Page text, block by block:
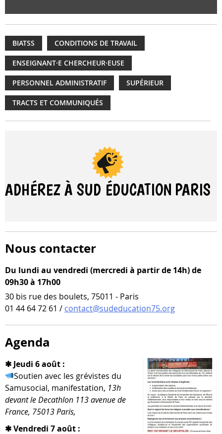
BIATSS CONDITIONS DE TRAVAIL
ENSEIGNANT·E CHERCHEUR·EUSE
PERSONNEL ADMINISTRATIF SUPÉRIEUR
TRACTS ET COMMUNIQUÉS
ADHÉREZ À SUD ÉDUCATION PARIS
Nous contacter
Du lundi au vendredi (mercredi à partir de 14h) de
09h30 à 17h00
30 bis rue des boulets, 75011 - Paris
01 44 64 72 61 / contact@sudeducation75.org
Agenda
✱ Jeudi 6 août :
Soutien avec les gré­vistes du
Samusocial, mani­fes­ta­tion, 13h
devant le Decathlon 113 ave­nue de
France, 75013 Paris,
✱ Vendredi 7 août :